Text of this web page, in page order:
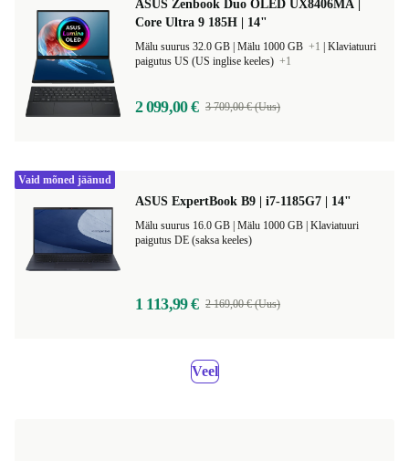
ASUS Zenbook Duo OLED UX8406MA |
Core Ultra 9 185H | 14"
Mälu 1000 GB +1
Klaviatuuri
paigutus US (US inglise keeles) +1
2 099,00 € 3 709,00 € (Uus)
ASUS ExpertBook B9 | i7-1185G7 | 14"
Klaviatuuri
paigutus DE (saksa keeles)
1 113,99 € 2 169,00 € (Uus)
Vaid mõned jäänud
Veel